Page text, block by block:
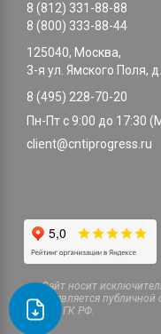
8 (812) 331-88-88
8 (800) 333-88-44
125040, Москва,
3-я ул. Ямского Поля,
8 (495) 228-70-20
Пн-Пт с 9:00 до 17:30
client@cntiprogress.ru
Cайт носит
не является
437 ГК РФ.